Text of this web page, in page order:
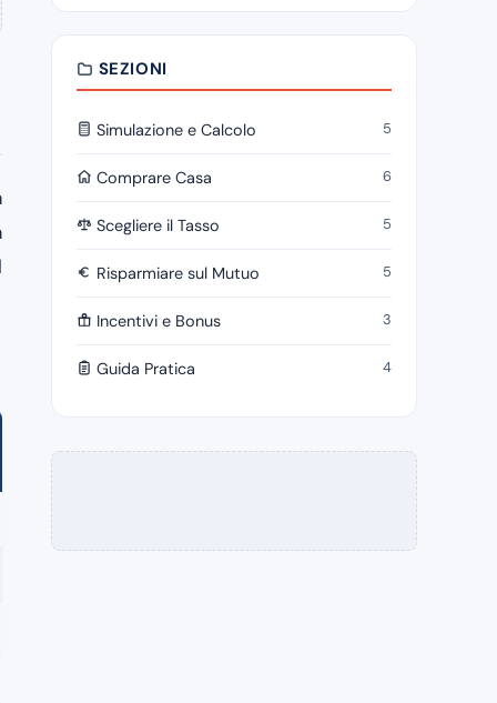
SEZIONI
Simulazione e Calcolo 5
Comprare Casa 6
Scegliere il Tasso 5
Risparmiare sul Mutuo 5
Incentivi e Bonus 3
Guida Pratica 4